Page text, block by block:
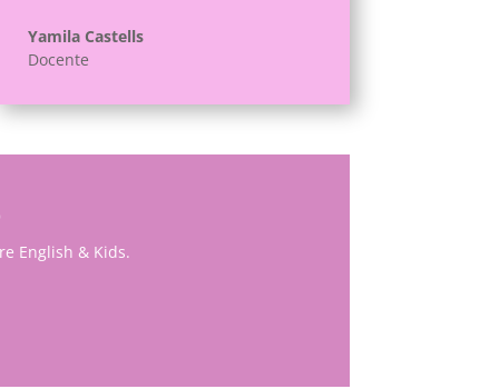
Yamila Castells
Docente
English & Kids.